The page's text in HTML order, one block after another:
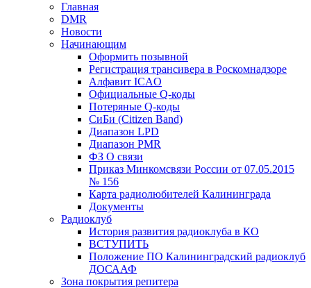
Главная
DMR
Новости
Начинающим
Оформить позывной
Регистрация трансивера в Роскомнадзоре
Алфавит ICAO
Официальные Q-коды
Потеряные Q-коды
СиБи (Citizen Band)
Диапазон LPD
Диапазон PMR
ФЗ О связи
Приказ Минкомсвязи России от 07.05.2015
№ 156
Карта радиолюбителей Калининграда
Документы
Радиоклуб
История развития радиоклуба в КО
ВСТУПИТЬ
Положение ПО Калининградский радиоклуб
ДОСААФ
Зона покрытия репитера